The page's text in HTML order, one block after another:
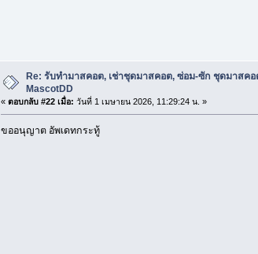
Re: รับทำมาสคอต, เช่าชุดมาสคอต, ซ่อม-ซัก ชุดมาสค
MascotDD
« ตอบกลับ #22 เมื่อ: วันที่ 1 เมษายน 2026, 11:29:24 น. »
ขออนุญาต อัพเดทกระทู้